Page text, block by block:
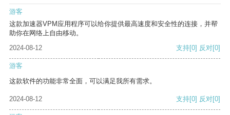
游客
这款加速器VPM应用程序可以给你提供最高速度和安全性的连接，并帮
助你在网络上自由移动。
2024-08-12
支持[0] 反对[0]
游客
这款软件的功能非常全面，可以满足我所有需求。
2024-08-12 支持[0] 反对[0]